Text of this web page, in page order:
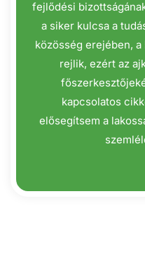
fejlődési
a siker kulcsa a
közösség erejében,
rejlik, ezért az
kapcsolatos
elősegítsem a